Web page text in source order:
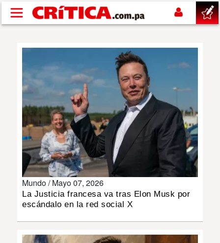
Pasar al contenido principal
SUCESOS
NACIONAL
POLÍTICA
SHOW
DEPORTES
INSÓLITAS
Mundo /Mayo 07, 2026
La Justicia francesa va tras Elon Musk por
escándalo en la red social X